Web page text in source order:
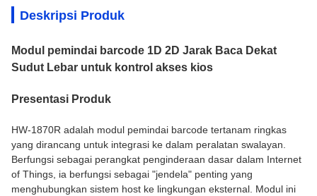
Deskripsi Produk
Modul pemindai barcode 1D 2D Jarak Baca Dekat
Sudut Lebar untuk kontrol akses kios
Presentasi Produk
HW-1870R adalah modul pemindai barcode tertanam ringkas
yang dirancang untuk integrasi ke dalam peralatan swalayan.
Berfungsi sebagai perangkat penginderaan dasar dalam Internet
of Things, ia berfungsi sebagai "jendela" penting yang
menghubungkan sistem host ke lingkungan eksternal. Modul ini